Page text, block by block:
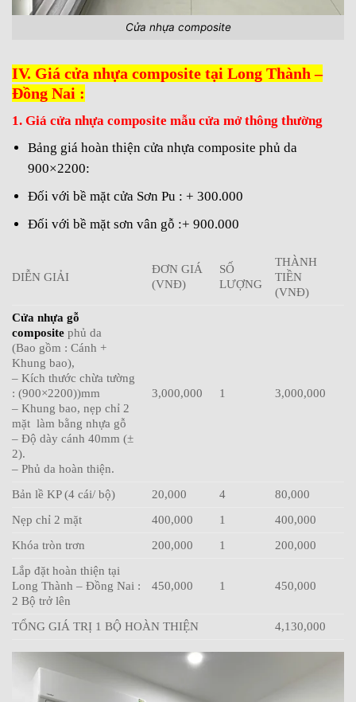
Cửa nhựa composite
IV. Giá cửa nhựa composite tại Long Thành –
Đồng Nai :
1. Giá cửa nhựa composite mẫu cửa mở thông thường
Bảng giá hoàn thiện cửa nhựa composite phủ da
900×2200:
Đối với bề mặt cửa Sơn Pu : + 300.000
Đối với bề mặt sơn vân gỗ :+ 900.000
DIỄN GIẢI
ĐƠN GIÁ
(VNĐ)
SỐ
LƯỢNG
THÀNH
TIỀN
(VNĐ)
Cửa nhựa gỗ
composite phủ da
(Bao gồm : Cánh +
Khung bao),
– Kích thước chừa tường
: (900×2200))mm
– Khung bao, nẹp chỉ 2
mặt làm bằng nhựa gỗ
– Độ dày cánh 40mm (±
2).
– Phủ da hoàn thiện.
3,000,000 1 3,000,000
Bản lề KP (4 cái/ bộ) 20,000 4
80,000
Nẹp chỉ 2 mặt
400,000 1
400,000
Khóa tròn trơn
200,000 1
200,000
Lắp đặt hoàn thiện tại
Long Thành – Đồng Nai :
2 Bộ trở lên
450,000 1 450,000
TỔNG GIÁ TRỊ 1 BỘ HOÀN THIỆN 4,130,000